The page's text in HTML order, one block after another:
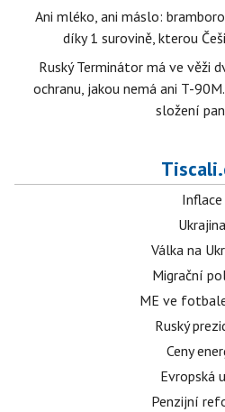
Ani mléko, ani máslo:
díky 1 surovině, kterou
Ruský Terminátor má ve věži
ochranu, jakou nemá ani T-
složení
Inflace
Ukrajina
Válka na
Migrační
ME ve
Ruský
Ceny
Evropská
Penzijní